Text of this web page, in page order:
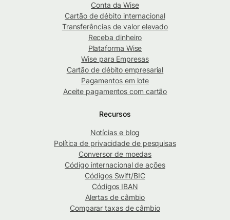
Conta da Wise
Cartão de débito internacional
Transferências de valor elevado
Receba dinheiro
Plataforma Wise
Wise para Empresas
Cartão de débito empresarial
Pagamentos em lote
Aceite pagamentos com cartão
Recursos
Notícias e blog
Política de privacidade de pesquisas
Conversor de moedas
Código internacional de ações
Códigos Swift/BIC
Códigos IBAN
Alertas de câmbio
Comparar taxas de câmbio